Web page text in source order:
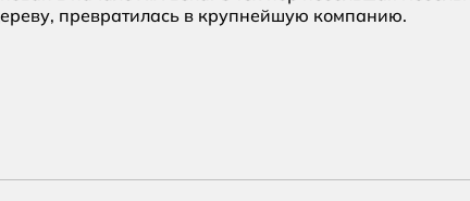
превратилась в крупнейшую компанию.